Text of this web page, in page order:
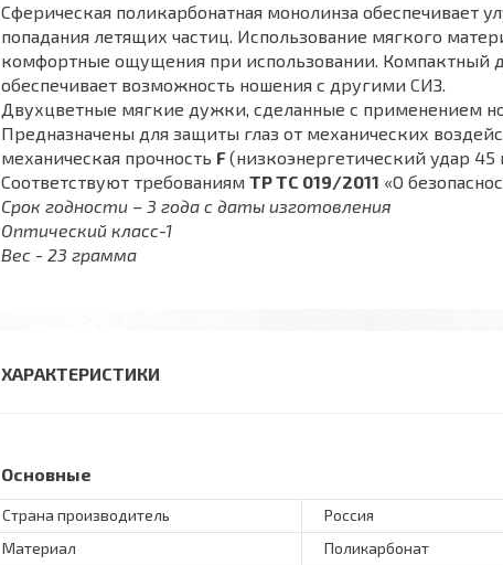
Сферическая поликарбонатная монолинза обеспечивает
попадания летящих частиц. Использование мягкого
комфортные ощущения при использовании. Компактный
обеспечивает возможность ношения с другими СИЗ.
Двухцветные мягкие дужки, сделанные с применением
Предназначены для защиты глаз от механических
механическая прочность F(низкоэнергетический удар
Соответствуют требованиям ТР ТС 019/2011 «О
Срок годности – 3 года с даты изготовления
Оптический класс-1
Вес - 23 грамма
ХАРАКТЕРИСТИКИ
Основные
Страна производитель
Россия
Материал
Поликарбонат